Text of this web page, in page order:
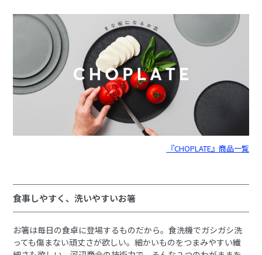
『CHOPLATE』商品一覧
食事しやすく、洗いやすいお箸
お箸は毎日の食卓に登場するものだから。食洗機でガシガシ洗
っても傷まない頑丈さが欲しい。細かいものをつまみやすい繊